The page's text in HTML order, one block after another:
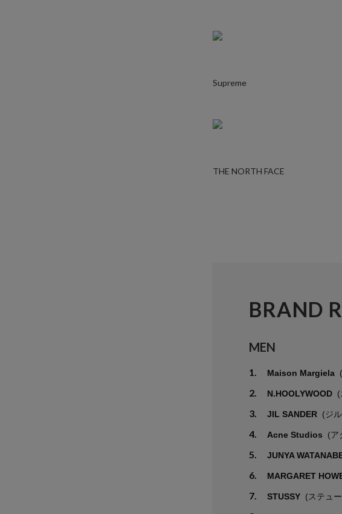
Supreme
THE NORTH FACE
BRAND
MEN
1. Maison Margiela
2. N.HOOLYWOOD (
3. JIL SANDER (ジ
4. Acne Studios (ア
5. JUNYA
6. MARGARET
7. STUSSY (ステュ